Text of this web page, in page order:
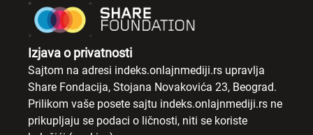
Izjava o privatnosti
Sajtom na adresi indeks.onlajnmediji.rs upravlja
Share Fondacija, Stojana Novakovića 23, Beograd.
Prilikom vaše posete sajtu indeks.onlajnmediji.rs ne
prikupljaju se podaci o ličnosti, niti se koriste